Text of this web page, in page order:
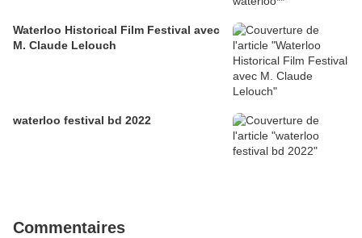
Waterloo Historical Film Festival avec
M. Claude Lelouch
waterloo festival bd 2022
Commentaires